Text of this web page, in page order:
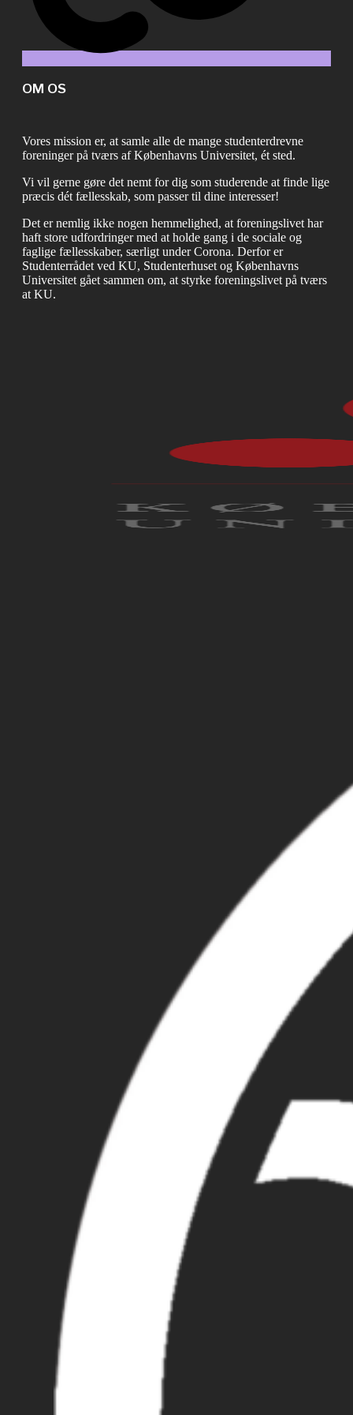
OM OS
Vores mission er, at samle alle de mange studenterdrevne
foreninger på tværs af Københavns Universitet, ét sted.
Vi vil gerne gøre det nemt for dig som studerende at finde lige
præcis dét fællesskab, som passer til dine interesser!
Det er nemlig ikke nogen hemmelighed, at foreningslivet har
haft store udfordringer med at holde gang i de sociale og
faglige fællesskaber, særligt under Corona. Derfor er
Studenterrådet ved KU, Studenterhuset og Københavns
Universitet gået sammen om, at styrke foreningslivet på tværs
at KU.